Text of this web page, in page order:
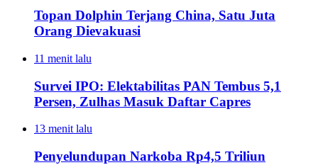
Topan Dolphin Terjang China, Satu Juta
Orang Dievakuasi
11 menit lalu
Survei IPO: Elektabilitas PAN Tembus 5,1
Persen, Zulhas Masuk Daftar Capres
13 menit lalu
Penyelundupan Narkoba Rp4,5 Triliun